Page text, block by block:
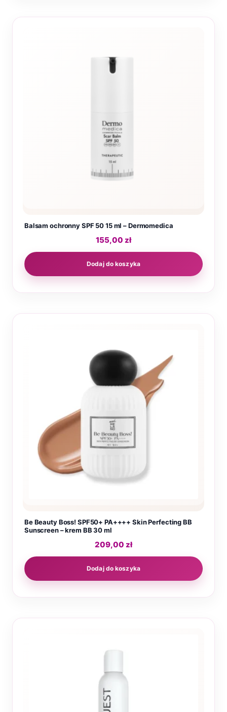
Balsam ochronny SPF 50 15 ml – Dermomedica
155,00 zł
Dodaj do koszyka
Be Beauty Boss! SPF50+ PA++++ Skin Perfecting BB
Sunscreen – krem BB 30 ml
209,00 zł
Dodaj do koszyka